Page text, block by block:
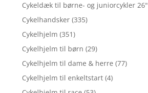
Cykeldæk til børne- og juniorcykler 26"
Cykelhandsker (335)
Cykelhjelm (351)
Cykelhjelm til børn (29)
Cykelhjelm til dame & herre (77)
Cykelhjelm til enkeltstart (4)